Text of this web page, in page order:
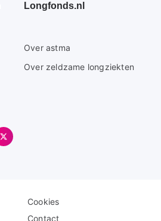
Longfonds.nl
Over astma
Over zeldzame longziekten
Cookies
Contact